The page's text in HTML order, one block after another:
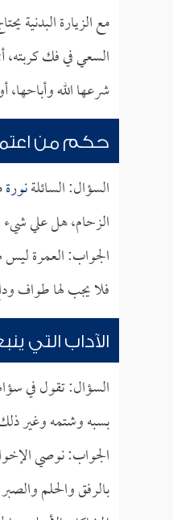
مع الزيارة البدنية
السعي في فك كربته،
شرعها الله
حكم من
السؤال: السائلةنورة
الزحام، هل علي
الجواب: العمرة
فلا يجب لها طواف
الآداب التي
السؤال: تقول في
بسبه وشتمه وغير
الجواب: نوصي
بالرفق والحلم